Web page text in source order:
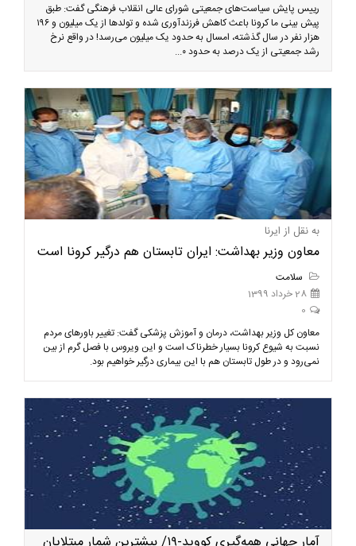
رییس پایش سیاست‌های جمعیتی شورای عالی انقلاب فرهنگی گفت: طبق
پیش بینی ما کرونا باعث کاهش فرزندآوری شده و تولد‌ها از یک میلیون و ۱۹۶
هزار نفر در سال گذشته، امسال به حدود یک میلیون می‌رسد! در واقع نرخ
رشد جمعیتی از یک درصد به حدود ۰...
به نقل از ایرنا
معاون وزیر بهداشت: ایران تابستان هم درگیر کرونا است
سلامت
28 خرداد 1399
0
معاون کل وزیر بهداشت، درمان و آموزش پزشکی گفت: تغییر باورهای مردم
نسبت به شیوع کرونا بسیار خطرناک است و این ویروس با فصل گرم از بین
نمی‌رود و در طول تابستان هم با این بیماری درگیر خواهیم بود.